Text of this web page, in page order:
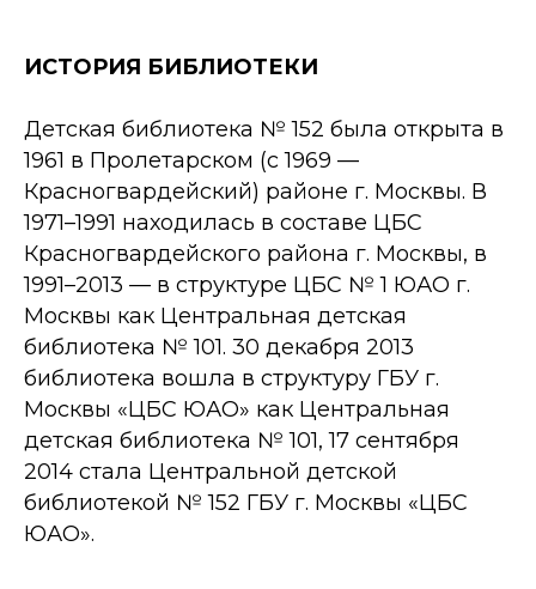
ИСТОРИЯ БИБЛИОТЕКИ
Детская библиотека № 152 была открыта в
1961 в Пролетарском (с 1969 —
Красногвардейский) районе г. Москвы. В
1971–1991 находилась в составе ЦБС
Красногвардейского района г. Москвы, в
1991–2013 — в структуре ЦБС № 1 ЮАО г.
Москвы как Центральная детская
библиотека № 101. 30 декабря 2013
библиотека вошла в структуру ГБУ г.
Москвы «ЦБС ЮАО» как Центральная
детская библиотека № 101, 17 сентября
2014 стала Центральной детской
библиотекой № 152 ГБУ г. Москвы «ЦБС
ЮАО».